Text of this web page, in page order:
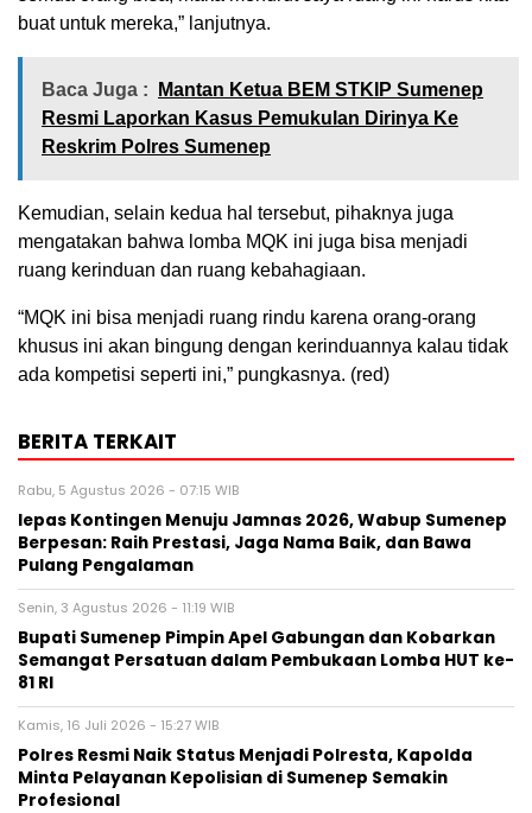
buat untuk mereka,” lanjutnya.
Baca Juga :
Mantan Ketua BEM STKIP Sumenep
Resmi Laporkan Kasus Pemukulan Dirinya Ke
Reskrim Polres Sumenep
Kemudian, selain kedua hal tersebut, pihaknya juga
mengatakan bahwa lomba MQK ini juga bisa menjadi
ruang kerinduan dan ruang kebahagiaan.
“MQK ini bisa menjadi ruang rindu karena orang-orang
khusus ini akan bingung dengan kerinduannya kalau tidak
ada kompetisi seperti ini,” pungkasnya. (red)
BERITA TERKAIT
Rabu, 5 Agustus 2026 - 07:15 WIB
lepas Kontingen Menuju Jamnas 2026, Wabup Sumenep
Berpesan: Raih Prestasi, Jaga Nama Baik, dan Bawa
Pulang Pengalaman
Senin, 3 Agustus 2026 - 11:19 WIB
Bupati Sumenep Pimpin Apel Gabungan dan Kobarkan
Semangat Persatuan dalam Pembukaan Lomba HUT ke-
81 RI
Kamis, 16 Juli 2026 - 15:27 WIB
Polres Resmi Naik Status Menjadi Polresta, Kapolda
Minta Pelayanan Kepolisian di Sumenep Semakin
Profesional